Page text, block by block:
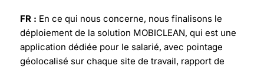
FR : En ce qui nous concerne, nous finalisons le
déploiement de la solution MOBICLEAN, qui est une
application dédiée pour le salarié, avec pointage
géolocalisé sur chaque site de travail, rapport de